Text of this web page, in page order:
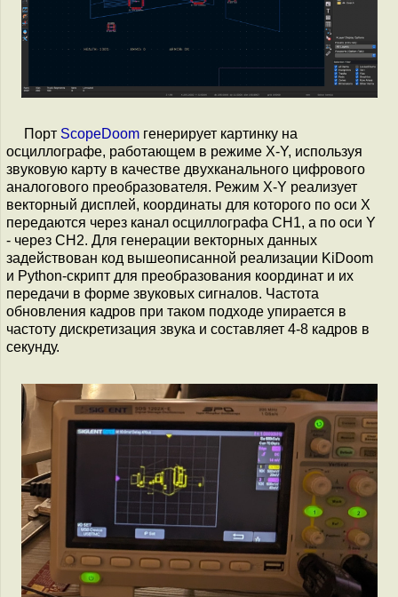
Порт ScopeDoom генерирует картинку на
осциллографе, работающем в режиме X-Y, используя
звуковую карту в качестве двухканального цифрового
аналогового преобразователя. Режим X-Y реализует
векторный дисплей, координаты для которого по оси X
передаются через канал осциллографа CH1, а по оси Y
- через CH2. Для генерации векторных данных
задействован код вышеописанной реализации KiDoom
и Python-скрипт для преобразования координат и их
передачи в форме звуковых сигналов. Частота
обновления кадров при таком подходе упирается в
частоту дискретизация звука и составляет 4-8 кадров в
секунду.